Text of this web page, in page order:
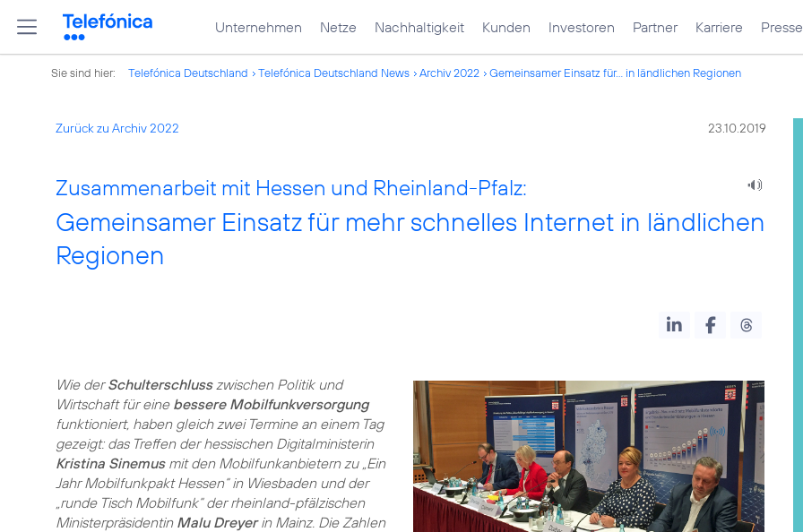
Unternehmen Netze Nachhaltigkeit Kunden Investoren Partner Karriere Presse
Sie sind hier: Telefónica Deutschland Telefónica Deutschland News Archiv 2022 Gemeinsamer Einsatz für... in ländlichen Regionen
Zurück zu Archiv 2022 23.10.2019
Zusammenarbeit mit Hessen und Rheinland-Pfalz:
Gemeinsamer Einsatz für mehr schnelles Internet in ländlichen
Regionen
Wie derSchulterschlusszwischen Politik und
Wirtschaft für eine bessere Mobilfunkversorgung
funktioniert, haben gleich zwei Termine an einem Tag
gezeigt: das Treffen der hessischen Digitalministerin
Kristina Sinemusmit den Mobilfunkanbietern zu „Ein
Jahr Mobilfunkpakt Hessen“ in Wiesbaden und der
„runde Tisch Mobilfunk“ der rheinland-pfälzischen
Ministerpräsidentin Malu Dreyerin Mainz. Die Zahlen